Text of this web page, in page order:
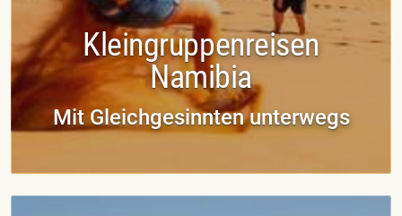
Kleingruppenreisen
Namibia
Mit Gleichgesinnten unterwegs